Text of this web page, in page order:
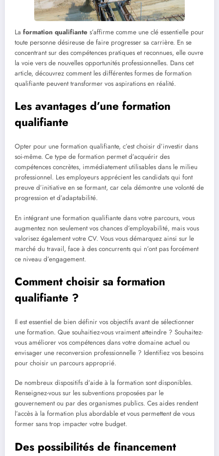
La formation qualifiante s’affirme comme une clé essentielle pour
toute personne désireuse de faire progresser sa carrière. En se
concentrant sur des compétences pratiques et reconnues, elle ouvre
la voie vers de nouvelles opportunités professionnelles. Dans cet
article, découvrez comment les différentes formes de formation
qualifiante peuvent transformer vos aspirations en réalité.
Les avantages d’une formation
qualifiante
Opter pour une formation qualifiante, c’est choisir d’investir dans
soi-même. Ce type de formation permet d’acquérir des
compétences concrètes, immédiatement utilisables dans le milieu
professionnel. Les employeurs apprécient les candidats qui font
preuve d’initiative en se formant, car cela démontre une volonté de
progression et d’adaptabilité.
En intégrant une formation qualifiante dans votre parcours, vous
augmentez non seulement vos chances d’employabilité, mais vous
valorisez également votre CV. Vous vous démarquez ainsi sur le
marché du travail, face à des concurrents qui n’ont pas forcément
ce niveau d’engagement.
Comment choisir sa formation
qualifiante ?
Il est essentiel de bien définir vos objectifs avant de sélectionner
une formation. Que souhaitiez-vous vraiment atteindre ? Souhaitez-
vous améliorer vos compétences dans votre domaine actuel ou
envisager une reconversion professionnelle ? Identifiez vos besoins
pour choisir un parcours approprié.
De nombreux dispositifs d’aide à la formation sont disponibles.
Renseignez-vous sur les subventions proposées par le
gouvernement ou par des organismes publics. Ces aides rendent
l’accès à la formation plus abordable et vous permettent de vous
former sans trop impacter votre budget.
Des possibilités de financement